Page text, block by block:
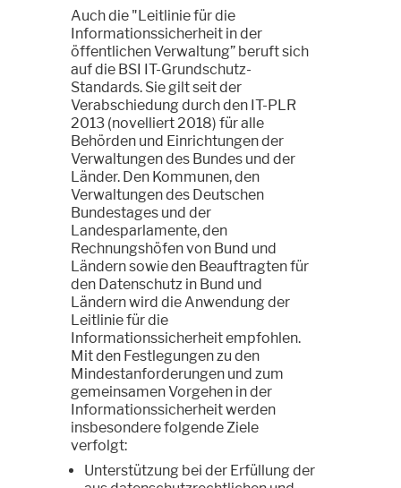
Auch die "Leitlinie für die
Informationssicherheit in der
öffentlichen Verwaltung” beruft sich
auf die BSI IT-Grundschutz-
Standards. Sie gilt seit der
Verabschiedung durch den IT-PLR
2013 (novelliert 2018) für alle
Behörden und Einrichtungen der
Verwaltungen des Bundes und der
Länder. Den Kommunen, den
Verwaltungen des Deutschen
Bundestages und der
Landesparlamente, den
Rechnungshöfen von Bund und
Ländern sowie den Beauftragten für
den Datenschutz in Bund und
Ländern wird die Anwendung der
Leitlinie für die
Informationssicherheit empfohlen.
Mit den Festlegungen zu den
Mindestanforderungen und zum
gemeinsamen Vorgehen in der
Informationssicherheit werden
insbesondere folgende Ziele
verfolgt:
Unterstützung bei der Erfüllung der